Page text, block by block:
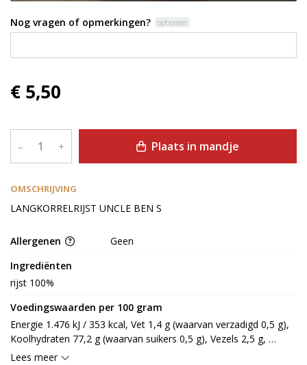
OMSCHRIJVING
LANGKORRELRIJST UNCLE BEN S
Nog vragen of opmerkingen? optioneel
€ 5,50
– + Plaats in mandje
Allergenen
Geen
Ingrediënten
rijst 100%
Voedingswaarden per 100 gram
Energie 1.476 kJ / 353 kcal, Vet 1,4 g (waarvan verzadigd 0,5 g),
Koolhydraten 77,2 g (waarvan suikers 0,5 g), Vezels 2,5 g,
Eiwitten 6,6 g, Zout 0 g.
Lees meer